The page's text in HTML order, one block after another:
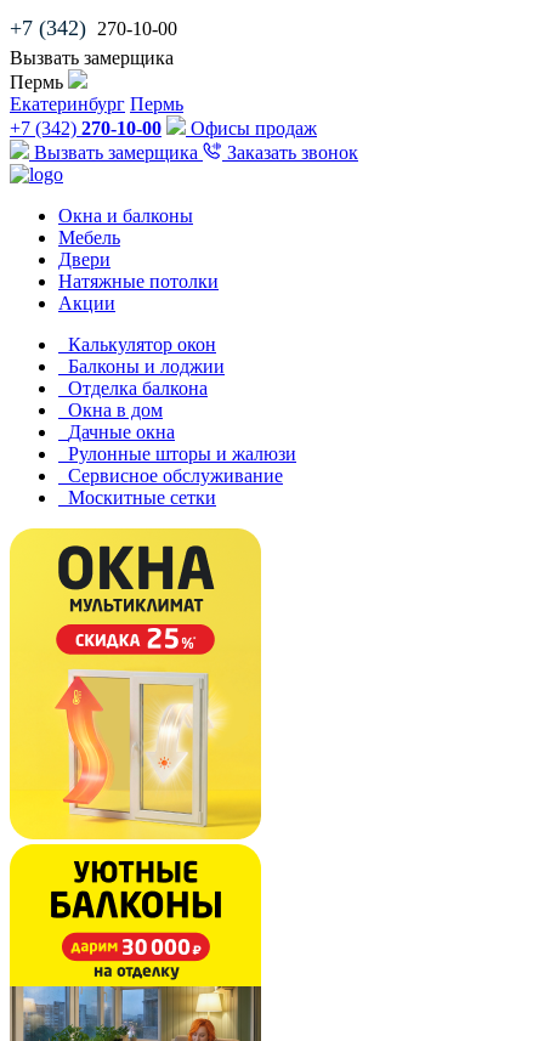
+7 (342) 270-10-00
Вызвать замерщика
Пермь
Екатеринбург Пермь
+7 (342) 270-10-00
Офисы продаж
Вызвать замерщика
Заказать звонок
Окна и балконы
Мебель
Двери
Натяжные потолки
Акции
Калькулятор окон
Балконы и лоджии
Отделка балкона
Окна в дом
Дачные окна
Рулонные шторы и жалюзи
Сервисное обслуживание
Москитные сетки